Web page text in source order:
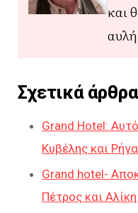
και
αυλή
Σχετικά άρθρα
Grand Hotel:
Κυβέλης και
Grand hotel-
Πέτρος και